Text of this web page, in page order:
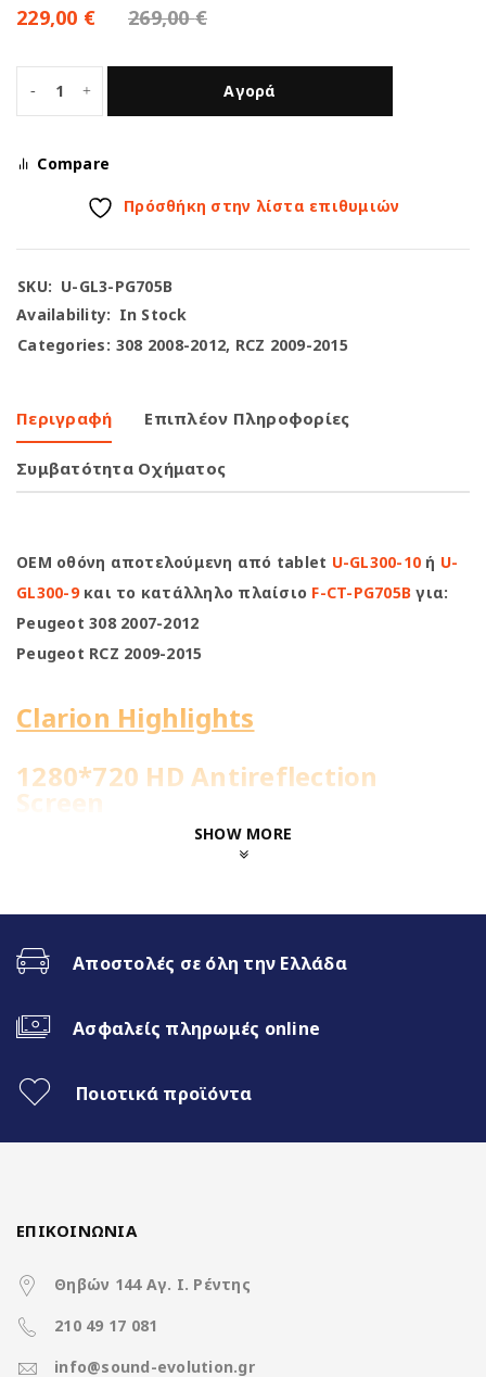
269,00€
229,00 €
Αγορά
Compare
Πρόσθήκη στην λίστα επιθυμιών
SKU: U-GL3-PG705B
Availability: In Stock
Categories: 308 2008-2012, RCZ 2009-2015
Περιγραφή Επιπλέον Πληροφορίες
Συμβατότητα Οχήματος
OEM οθόνη αποτελούμενη από tablet U-GL300-10 ή U-
GL300-9και το κατάλληλο πλαίσιο F-CT-PG705B για:
Peugeot 308 2007-2012
Peugeot RCZ 2009-2015
Clarion Highlights
1280*720 HD Antireflection
Screen
4Core@1.51GHz | 2+32GB
WiFi Built-in
Fast Boot 1 sec
Ασύρματο CarPlay & Ασύρματο
Χαρακτηριστικά
SHOW MORE
Αποστολές σε όλη την Ελλάδα
Ασφαλείς πληρωμές online
Ποιοτικά προϊόντα
ΕΠΙΚΟΙΝΩΝΙΑ
Θηβών 144 Αγ. Ι. Ρέντης
210 49 17 081
info@sound-evolution.gr